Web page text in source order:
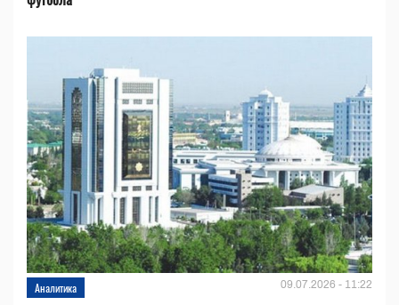
Аналитика 09.07.2026 - 11:22